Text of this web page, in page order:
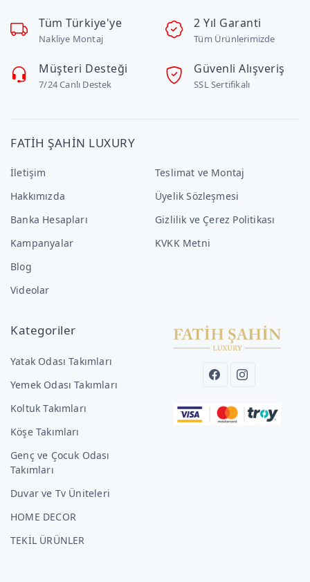
Tüm Türkiye'ye
Nakliye Montaj
2 Yıl Garanti
Tüm Ürünlerimizde
Müşteri Desteği
7/24 Canlı Destek
Güvenli Alışveriş
SSL Sertifikalı
FATİH ŞAHİN LUXURY
İletişim
Hakkımızda
Banka Hesapları
Kampanyalar
Blog
Videolar
Teslimat ve Montaj
Üyelik Sözleşmesi
Gizlilik ve Çerez Politikası
KVKK Metni
Kategoriler
Yatak Odası Takımları
Yemek Odası Takımları
Koltuk Takımları
Köşe Takımları
Genç ve Çocuk Odası
Takımları
Duvar ve Tv Üniteleri
HOME DECOR
TEKİL ÜRÜNLER